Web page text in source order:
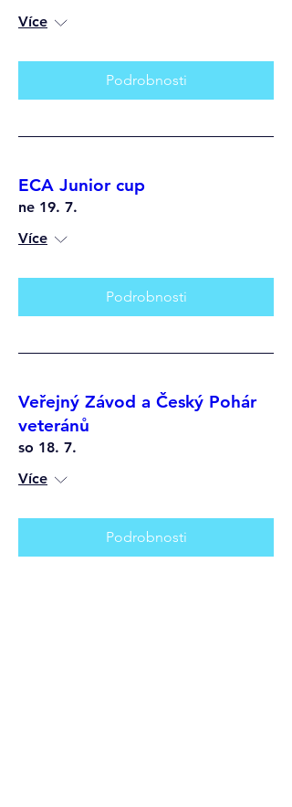
Více
Podrobnosti
ECA Junior cup
ne 19. 7.
Více
Podrobnosti
Veřejný Závod a Český Pohár
veteránů
so 18. 7.
Více
Podrobnosti